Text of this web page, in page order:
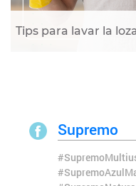
Tips para lavar la
Supremo